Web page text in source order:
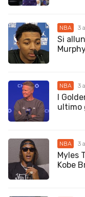
NBA 3
Si
NBA 3
I
ultimo
NBA 3
Myles
Kobe